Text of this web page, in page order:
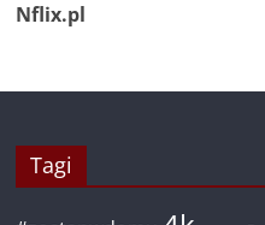
Nflix.pl
Tagi